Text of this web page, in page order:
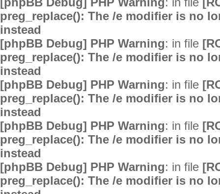
preg_replace(): The /e modifier is no
instead
[phpBB Debug] PHP Warning: in file
preg_replace(): The /e modifier is no
instead
[phpBB Debug] PHP Warning: in file
preg_replace(): The /e modifier is no
instead
[phpBB Debug] PHP Warning: in file
preg_replace(): The /e modifier is no
instead
[phpBB Debug] PHP Warning: in file
preg_replace(): The /e modifier is no